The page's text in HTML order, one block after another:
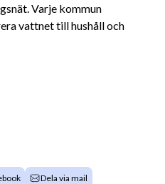
Varje kommun
vattnet till hushåll och
Dela via mail